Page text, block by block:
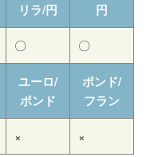
リラ/円
円
〇 〇
ユーロ/
ポンド
ポンド/
フラン
× ×